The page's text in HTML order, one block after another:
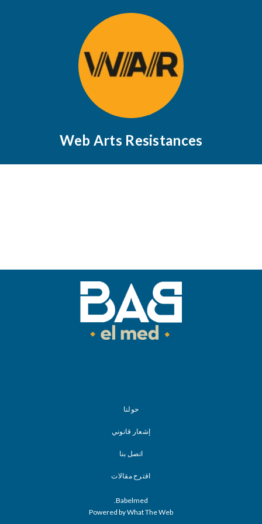
Web Arts Resistances
حولنا
إشعار قانوني
اتصل بنا
اقترح مقالات
Babelmed.
Powered by What The Web